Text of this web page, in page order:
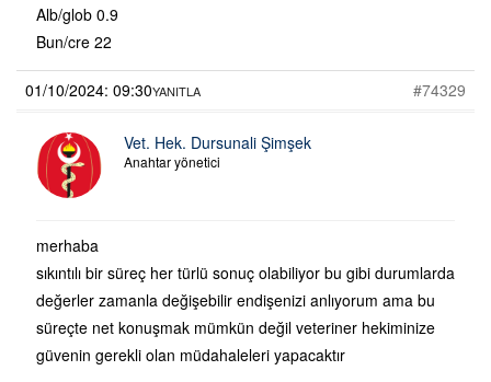
Alb/glob 0.9
Bun/cre 22
01/10/2024: 09:30 #74329
YANITLA
Vet. Hek. Dursunali Şimşek
Anahtar yönetici
merhaba
sıkıntılı bir süreç her türlü sonuç olabiliyor bu gibi durumlarda
değerler zamanla değişebilir endişenizi anlıyorum ama bu
süreçte net konuşmak mümkün değil veteriner hekiminize
güvenin gerekli olan müdahaleleri yapacaktır